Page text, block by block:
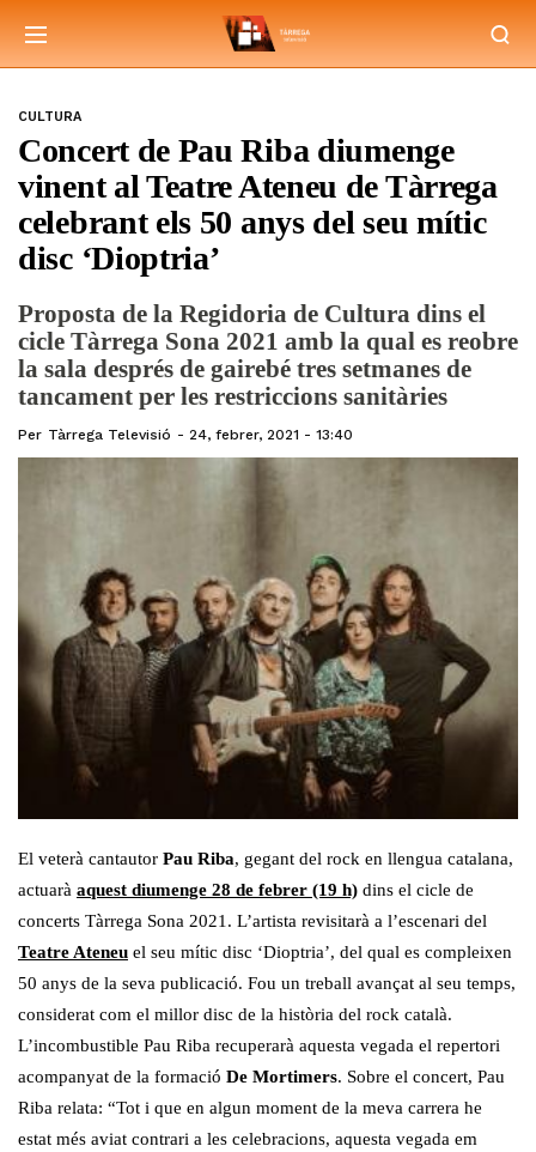
CULTURA
Concert de Pau Riba diumenge
vinent al Teatre Ateneu de Tàrrega
celebrant els 50 anys del seu mític
disc ‘Dioptria’
Proposta de la Regidoria de Cultura dins el
cicle Tàrrega Sona 2021 amb la qual es reobre
la sala després de gairebé tres setmanes de
tancament per les restriccions sanitàries
Per Tàrrega Televisió 24, febrer, 2021 - 13:40
El veterà cantautor Pau Riba, gegant del rock en llengua catalana,
actuarà aquest diumenge 28 de febrer (19 h) dins el cicle de
concerts Tàrrega Sona 2021. L’artista revisitarà a l’escenari del
Teatre Ateneu el seu mític disc ‘Dioptria’, del qual es compleixen
50 anys de la seva publicació. Fou un treball avançat al seu temps,
considerat com el millor disc de la història del rock català.
L’incombustible Pau Riba recuperarà aquesta vegada el repertori
acompanyat de la formació De Mortimers. Sobre el concert, Pau
Riba relata: “Tot i que en algun moment de la meva carrera he
estat més aviat contrari a les celebracions, aquesta vegada em